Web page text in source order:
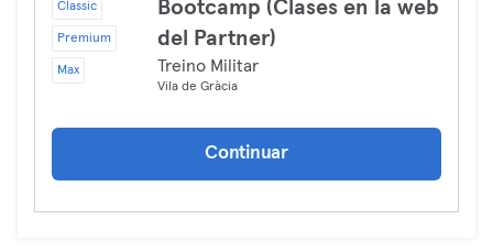
Classic
Premium
Max
Bootcamp (Clases en la web
del Partner)
Treino Militar
Vila de Gràcia
Continuar